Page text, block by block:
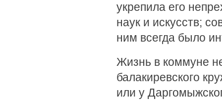
укрепила его
наук и искусств;
ним всегда было
Жизнь в коммуне
балакиревского
или у